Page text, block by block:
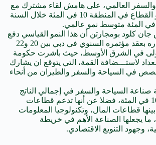
العالمي، على هامش لقاء مشترك مع
حكومة دبي، زيادة نمو القطاع في المنطقة 10 في المئة خلال السنة
كلود بومجارتن أن هذا النمو القياسي دفع
المجلس الى اتخاذ قراره بعقد مؤتمره السنوي في دبي بين 20 و22
للمرة الأولى في الشرق الأوسط، حيث باشرت حكومة
لاستـــضافة القمة، التي يتوقع ان يشارك
في السياحة والسفر والطيران من أنحاء
السياحة والسفر في إجمالي الناتج
العالمي ارتفعت إلى 10 في المئة، فضلا عن أنها تدعم قطاعات
قطاعات المال، وتكنولوجيا المعلومات
ما يجعلها الصناعة الأهم في خريطة
وجهود التنويع الاقتصادي.